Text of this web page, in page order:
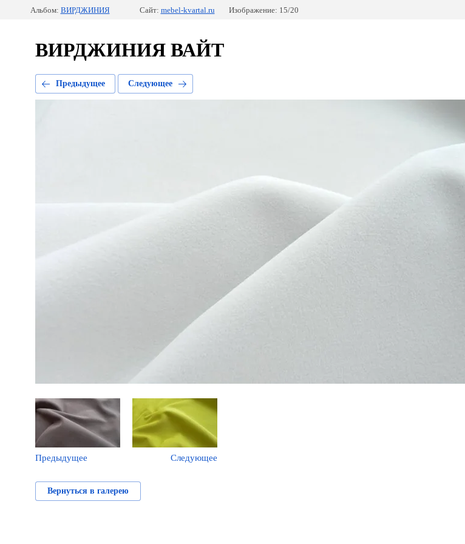
Альбом: ВИРДЖИНИЯ Сайт: mebel-kvartal.ru Изображение: 15/20
ВИРДЖИНИЯ ВАЙТ
Предыдущее Следующее
Предыдущее Следующее
Вернуться в галерею